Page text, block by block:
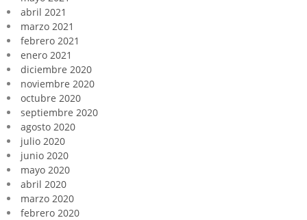
abril 2021
marzo 2021
febrero 2021
enero 2021
diciembre 2020
noviembre 2020
octubre 2020
septiembre 2020
agosto 2020
julio 2020
junio 2020
mayo 2020
abril 2020
marzo 2020
febrero 2020